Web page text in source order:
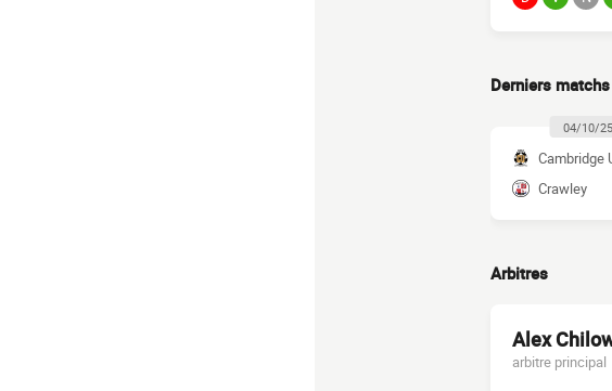
Derniers matchs
04/10/25
Cambridge
Crawley
Arbitres
Alex
arbitre principal